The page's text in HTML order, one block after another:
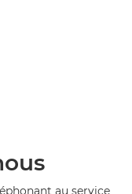
au service